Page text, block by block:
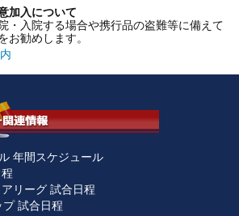
加入について
・入院する場合や携行品の盗難等に備えて
お勧めします。
年間スケジュール
リーグ 試合日程
試合日程